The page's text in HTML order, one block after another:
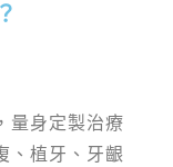
量身定製治療
、植牙、牙齦